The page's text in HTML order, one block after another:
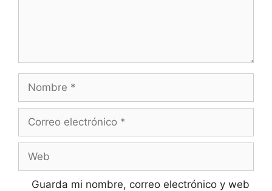
electrónico
Guarda mi nombre, correo electrónico y web